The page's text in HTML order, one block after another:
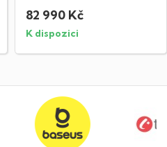
82 990 Kč
K dispozici